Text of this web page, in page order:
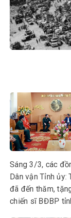
Sáng 3/3, các
Dân vận Tỉnh ủy:
đã đến thăm,
chiến sĩ BĐBP